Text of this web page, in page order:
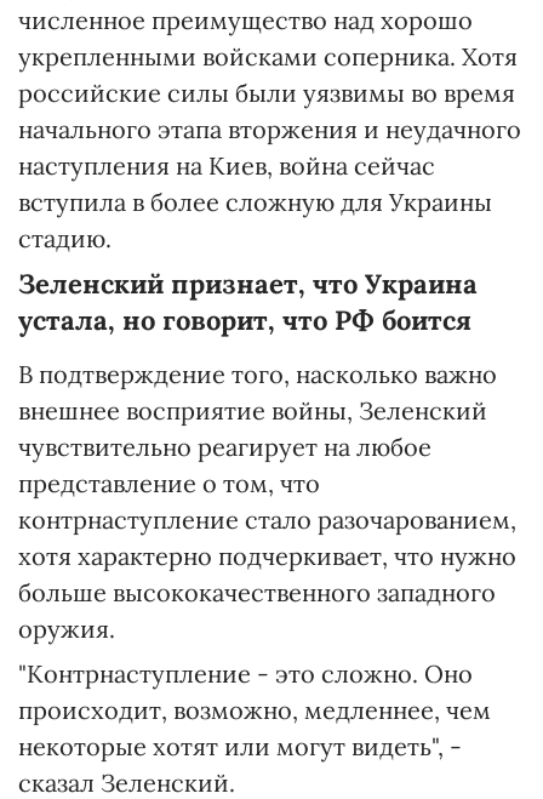
численное преимущество над хорошо
укрепленными войсками соперника. Хотя
российские силы были уязвимы во время
начального этапа вторжения и неудачного
наступления на Киев, война сейчас
вступила в более сложную для Украины
стадию.
Зеленский признает, что Украина
устала, но говорит, что РФ боится
В подтверждение того, насколько важно
внешнее восприятие войны, Зеленский
чувствительно реагирует на любое
представление о том, что
контрнаступление стало разочарованием,
хотя характерно подчеркивает, что нужно
больше высококачественного западного
оружия.
"Контрнаступление - это сложно. Оно
происходит, возможно, медленнее, чем
некоторые хотят или могут видеть", -
сказал Зеленский.